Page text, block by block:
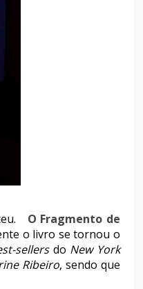
O Fragmento de
o livro se tornou o
sellers do New York
Ribeiro, sendo que